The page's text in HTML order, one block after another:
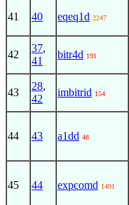
41 40 eqeq1d 2247
42
37,
41
bitr4d 191
43
28,
42
imbitrid 154
44 43 a1dd 48
45 44 expcomd 1491